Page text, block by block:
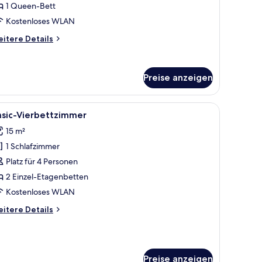
1 Queen-Bett
Kostenloses WLAN
Details
Preise anzeigen
'FRASIL'.
und orangenen Akzenten.Ein Zimmer mit Etagenbetten, einem
1 Vierbettzimmer
15 m²
1 Schlafzimmer
Platz für 4 Personen
2 Einzel-Etagenbetten
Kostenloses WLAN
Details
Preise anzeigen